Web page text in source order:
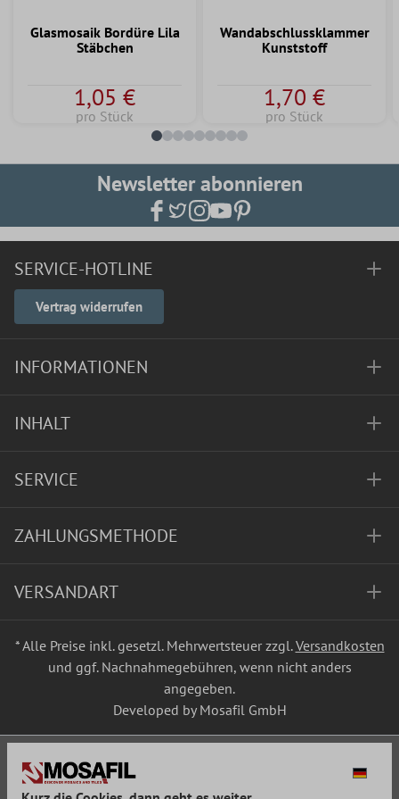
Glasmosaik Bordüre Lila
Stäbchen
1,05 €
pro Stück
Wandabschlussklammer
Kunststoff
1,70 €
pro Stück
Newsletter abonnieren
SERVICE-HOTLINE
Vertrag widerrufen
INFORMATIONEN
INHALT
SERVICE
ZAHLUNGSMETHODE
VERSANDART
* Alle Preise inkl. gesetzl. Mehrwertsteuer zzgl.Versandkosten
und ggf. Nachnahmegebühren, wenn nicht anders
angegeben.
Developed by Mosafil GmbH